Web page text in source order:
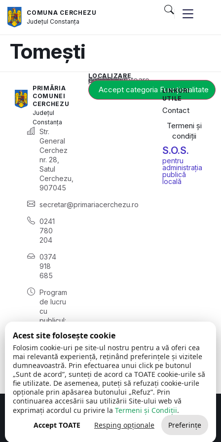
COMUNA CERCHEZU
JudețulConstanța
Tomești
PRIMĂRIA
COMUNEI
CERCHEZU
Județul
Constanța
Str.
General
Cerchez
nr. 28,
Satul
Cerchezu,
907045
secretar@primariacerchezu.ro
0241
780
204
0374
918
685
Program
de lucru
cu
publicul:
08:00 -
16:30
, vineri:
08:00 -
14:00
LOCALIZARE
Acest conținut este blocat până când acceptați categoria corespunzătoare de cookie-uri.
Accept categoria Funcționalitate
LINKURI
UTILE
Contact
Termeni și
condiții
S.O.S.
pentru
administrația
publică
locală
Comuna Cerchezu © 2026Toate drepturile rezervate
Concept realizat de Big Media Relații Publice SRL
Acest site folosește cookie
Folosim cookie-uri pe site-ul nostru pentru a vă oferi cea
mai relevantă experiență, reținând preferințele și vizitele
dumneavoastră. Prin efectuarea unui click pe butonul
„Sunt de acord”, sunteți de acord ca TOATE cookie-urile să
fie utilizate. De asemenea, puteți să refuzați cookie-urile
opționale prin apăsarea butonului „Refuz”. Prin
continuarea accesării sau utilizării Site-ului web vă
exprimați acordul cu privire la Termeni și Condiții.
Accept TOATE
Resping opționale Preferințe